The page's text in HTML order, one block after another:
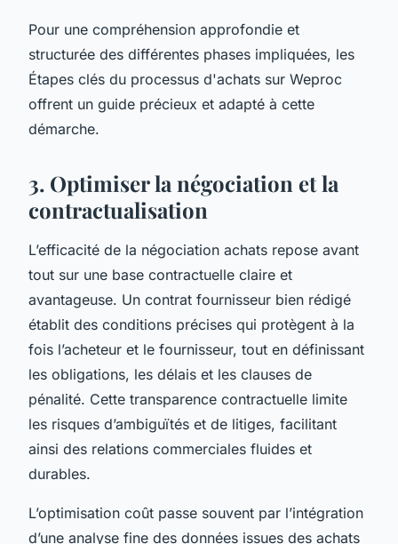
Pour une compréhension approfondie et
structurée des différentes phases impliquées, les
Étapes clés du processus d'achats sur Weproc
offrent un guide précieux et adapté à cette
démarche.
3. Optimiser la négociation et la
contractualisation
L’efficacité de la négociation achats repose avant
tout sur une base contractuelle claire et
avantageuse. Un contrat fournisseur bien rédigé
établit des conditions précises qui protègent à la
fois l’acheteur et le fournisseur, tout en définissant
les obligations, les délais et les clauses de
pénalité. Cette transparence contractuelle limite
les risques d’ambiguïtés et de litiges, facilitant
ainsi des relations commerciales fluides et
durables.
L’optimisation coût passe souvent par l’intégration
d’une analyse fine des données issues des achats